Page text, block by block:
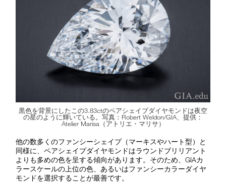
黒色を背景にしたこの3.83ctのペアシェイプダイヤモンドは夜空
の星のように輝いている。写真：Robert Weldon/GIA、提供：
Atelier Marisa（アトリエ・マリサ）
他の数多くのファンシーシェイプ（マーキスやハート型）と
同様に、ペアシェイプダイヤモンドはラウンドブリリアント
よりも多めの色を呈する傾向があります。そのため、GIAカ
ラースケールの上位の色、あるいはファンシーカラーダイヤ
モンドを選択することが最善です。